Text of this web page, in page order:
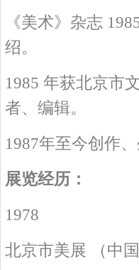
《美术》杂志
绍。
1985 年获北京市
者、编辑。
1987年至今创作
展览经历：
1978
北京市美展 （中